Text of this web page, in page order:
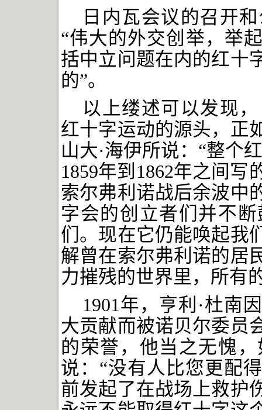
日内瓦会议的召开
“伟大的外交创举，举
括中立问题在内的红十
的”。
以上缕述可以发现
红十字运动的源头，正
山大·海伊所说：“整个
1859年到1862年之间
索尔弗利诺战后余波中
字会的创立者们并不
们。现在它仍能唤起我
解曾在索尔弗利诺的居
力摧残的世界里，所有
1901年，亨利·杜南
大贡献而被诺贝尔委员
的荣誉，他当之无愧
说：“没有人比您更配
前发起了在战场上救护